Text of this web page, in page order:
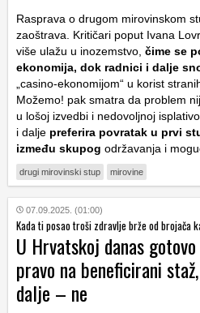
Rasprava o drugom mirovinskom
zaoštrava. Kritičari poput Ivana
više ulažu u inozemstvo, čime se
ekonomija, dok radnici i dalje
„casino-ekonomijom“ u korist
Možemo! pak smatra da problem
u lošoj izvedbi i nedovoljnoj
i dalje preferira povratak u prvi
između skupog održavanja i
drugi mirovinski stup mirovine
07.09.2025. (01:00)
Kada ti posao troši zdravlje brže od brojača
U Hrvatskoj danas
pravo na beneficirani
dalje – ne